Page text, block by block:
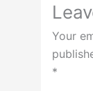
Your
*